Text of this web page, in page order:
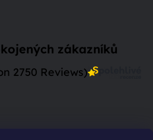
zákazníků
2750 Reviews)